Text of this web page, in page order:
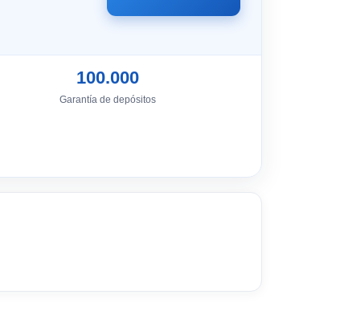
100.000
Garantía de depósitos